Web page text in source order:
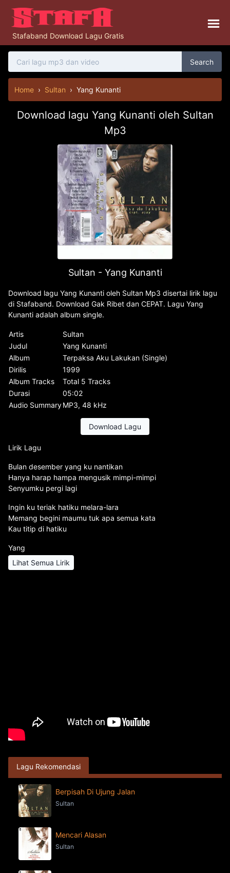
Stafaband Download Lagu Gratis
Search
Home › Sultan › Yang Kunanti
Download lagu Yang Kunanti oleh Sultan
Mp3
Sultan - Yang Kunanti
Download lagu Yang Kunanti oleh Sultan Mp3 disertai lirik lagu
di Stafaband. Download Gak Ribet dan CEPAT. Lagu Yang
Kunanti adalah album single.
Artis
Sultan
Judul
Yang Kunanti
Album
Terpaksa Aku Lakukan (Single)
Dirilis
1999
Album Tracks
Total 5 Tracks
Durasi
05:02
Audio SummaryMP3, 48 kHz
Download Lagu
Lirik Lagu
Bulan desember yang ku nantikan
Hanya harap hampa mengusik mimpi-mimpi
Senyumku pergi lagi
Ingin ku teriak hatiku melara-lara
Memang begini maumu tuk apa semua kata
Kau titip di hatiku
Yang
Lihat Semua Lirik
Lagu Rekomendasi
Berpisah Di Ujung Jalan
Sultan
Mencari Alasan
Sultan